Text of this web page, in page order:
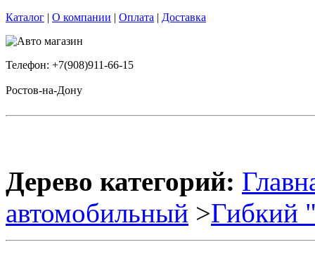
Каталог | О компании | Оплата | Доставка
Телефон: +7(908)911-66-15
Ростов-на-Дону
Дерево категорий:
автомобильный >Гибкий